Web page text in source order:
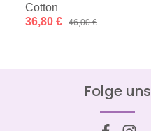
Cotton
Verkaufspreis:
36,80 € Regulärer Preis:
46,00 €
Folge uns